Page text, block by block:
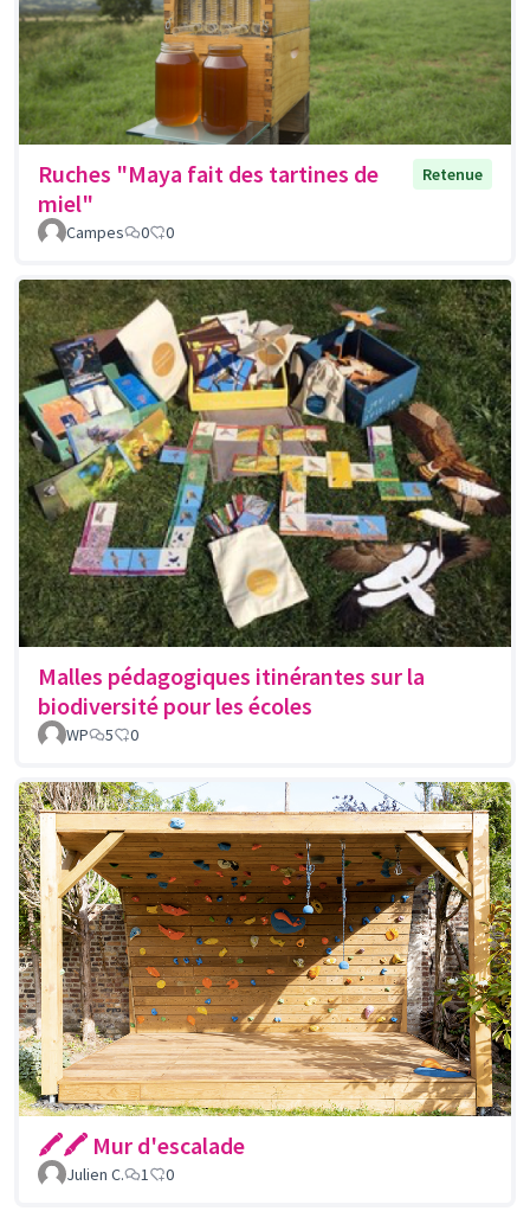
Ruches "Maya fait des tartines de
miel"
Retenue
Campes 0 0
Malles pédagogiques itinérantes sur la
biodiversité pour les écoles
WP 5 0
🖍🖍 Mur d'escalade
Julien C. 1 0